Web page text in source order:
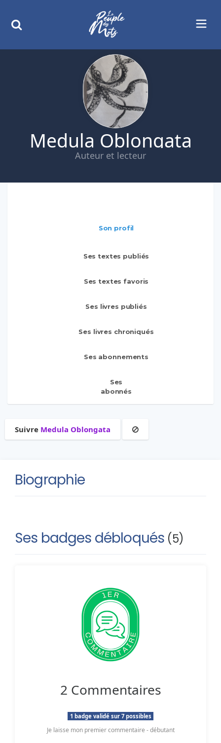
Medula Oblongata
Auteur et lecteur
Son profil
Ses textes publiés
Ses textes favoris
Ses livres publiés
Ses livres chroniqués
Ses abonnements
Ses
abonnés
Suivre Medula Oblongata
Biographie
Ses badges débloqués (5)
2 Commentaires
1 badge validé sur 7 possibles
Je laisse mon premier commentaire - débutant